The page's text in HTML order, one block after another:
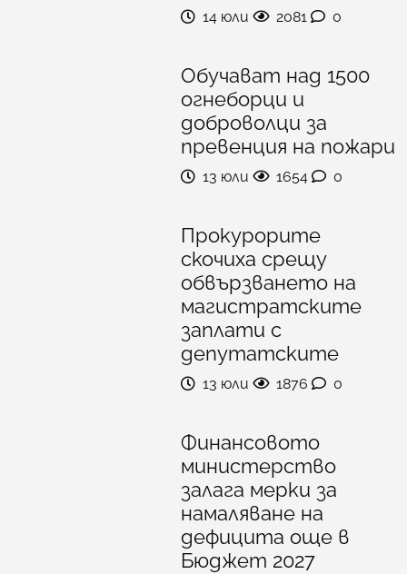
14 юли 2081 0
Обучават над 1500
огнеборци и
доброволци за
превенция на пожари
13 юли 1654 0
Прокурорите
скочиха срещу
обвързването на
магистратските
заплати с
депутатските
13 юли 1876 0
Финансовото
министерство
залага мерки за
намаляване на
дефицита още в
Бюджет 2027